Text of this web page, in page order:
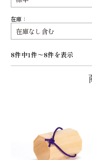
在庫：
8件中1件～8件を表示